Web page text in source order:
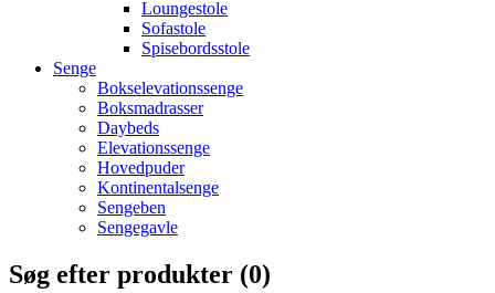
Loungestole
Sofastole
Spisebordsstole
Senge
Bokselevationssenge
Boksmadrasser
Daybeds
Elevationssenge
Hovedpuder
Kontinentalsenge
Sengeben
Sengegavle
Søg efter produkter (0)